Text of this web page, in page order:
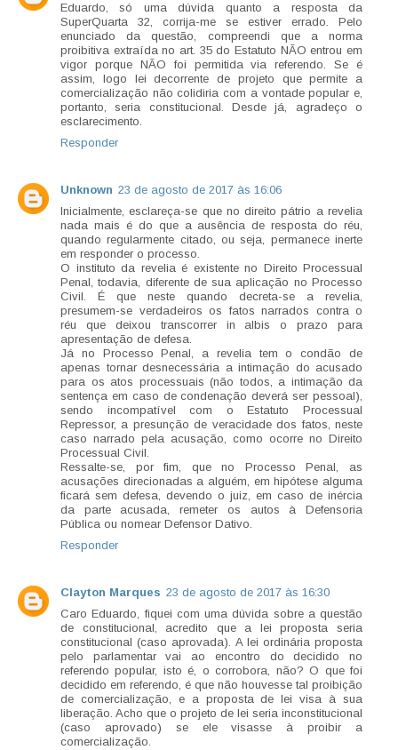
Eduardo, só uma dúvida quanto a resposta da
SuperQuarta 32, corrija-me se estiver errado. Pelo
enunciado da questão, compreendi que a norma
proibitiva extraída no art. 35 do Estatuto NÃO entrou em
vigor porque NÃO foi permitida via referendo. Se é
assim, logo lei decorrente de projeto que permite a
comercialização não colidiria com a vontade popular e,
portanto, seria constitucional. Desde já, agradeço o
esclarecimento.
Responder
Unknown 23 de agosto de 2017 às 16:06
Inicialmente, esclareça-se que no direito pátrio a revelia
nada mais é do que a ausência de resposta do réu,
quando regularmente citado, ou seja, permanece inerte
em responder o processo.
O instituto da revelia é existente no Direito Processual
Penal, todavia, diferente de sua aplicação no Processo
Civil. É que neste quando decreta-se a revelia,
presumem-se verdadeiros os fatos narrados contra o
réu que deixou transcorrer in albis o prazo para
apresentação de defesa.
Já no Processo Penal, a revelia tem o condão de
apenas tornar desnecessária a intimação do acusado
para os atos processuais (não todos, a intimação da
sentença em caso de condenação deverá ser pessoal),
sendo incompatível com o Estatuto Processual
Repressor, a presunção de veracidade dos fatos, neste
caso narrado pela acusação, como ocorre no Direito
Processual Civil.
Ressalte-se, por fim, que no Processo Penal, as
acusações direcionadas a alguém, em hipótese alguma
ficará sem defesa, devendo o juiz, em caso de inércia
da parte acusada, remeter os autos à Defensoria
Pública ou nomear Defensor Dativo.
Responder
Clayton Marques 23 de agosto de 2017 às 16:30
Caro Eduardo, fiquei com uma dúvida sobre a questão
de constitucional, acredito que a lei proposta seria
constitucional (caso aprovada). A lei ordinária proposta
pelo parlamentar vai ao encontro do decidido no
referendo popular, isto é, o corrobora, não? O que foi
decidido em referendo, é que não houvesse tal proibição
de comercialização, e a proposta de lei visa à sua
liberação. Acho que o projeto de lei seria inconstitucional
(caso aprovado) se ele visasse à proibir a
comercialização.